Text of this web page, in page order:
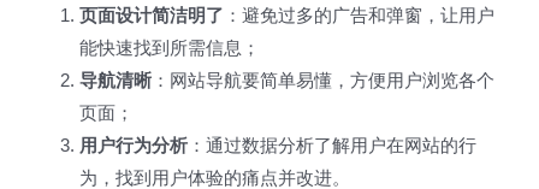
页面设计简洁明了 ：避免过多的广告和弹窗，让用户
能快速找到所需信息；
导航清晰 ：网站导航要简单易懂，方便用户浏览各个
页面；
用户行为分析 ：通过数据分析了解用户在网站的行
为，找到用户体验的痛点并改进。